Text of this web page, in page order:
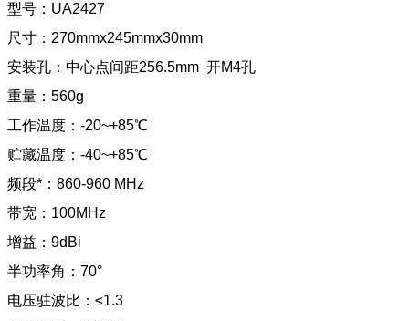
型号：UA2427
尺寸：270mmx245mmx30mm
安装孔：中心点间距256.5mm 开M4孔
重量：560g
工作温度：-20~+85℃
贮藏温度：-40~+85℃
频段*：860-960 MHz
带宽：100MHz
增益：9dBi
半功率角：70°
电压驻波比：≤1.3